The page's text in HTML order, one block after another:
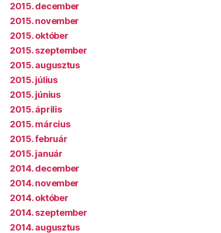
2015. december
2015. november
2015. október
2015. szeptember
2015. augusztus
2015. július
2015. június
2015. április
2015. március
2015. február
2015. január
2014. december
2014. november
2014. október
2014. szeptember
2014. augusztus